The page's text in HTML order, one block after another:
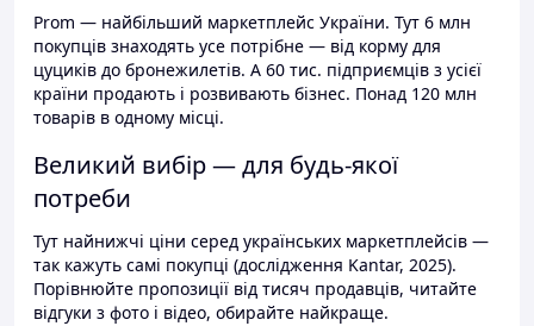
Prom — найбільший маркетплейс України. Тут 6 млн
покупців знаходять усе потрібне — від корму для
цуциків до бронежилетів. А 60 тис. підприємців з усієї
країни продають і розвивають бізнес. Понад 120 млн
товарів в одному місці.
Великий вибір — для будь-якої
потреби
Тут найнижчі ціни серед українських маркетплейсів —
так кажуть самі покупці (дослідження Kantar, 2025).
Порівнюйте пропозиції від тисяч продавців, читайте
відгуки з фото і відео, обирайте найкраще.